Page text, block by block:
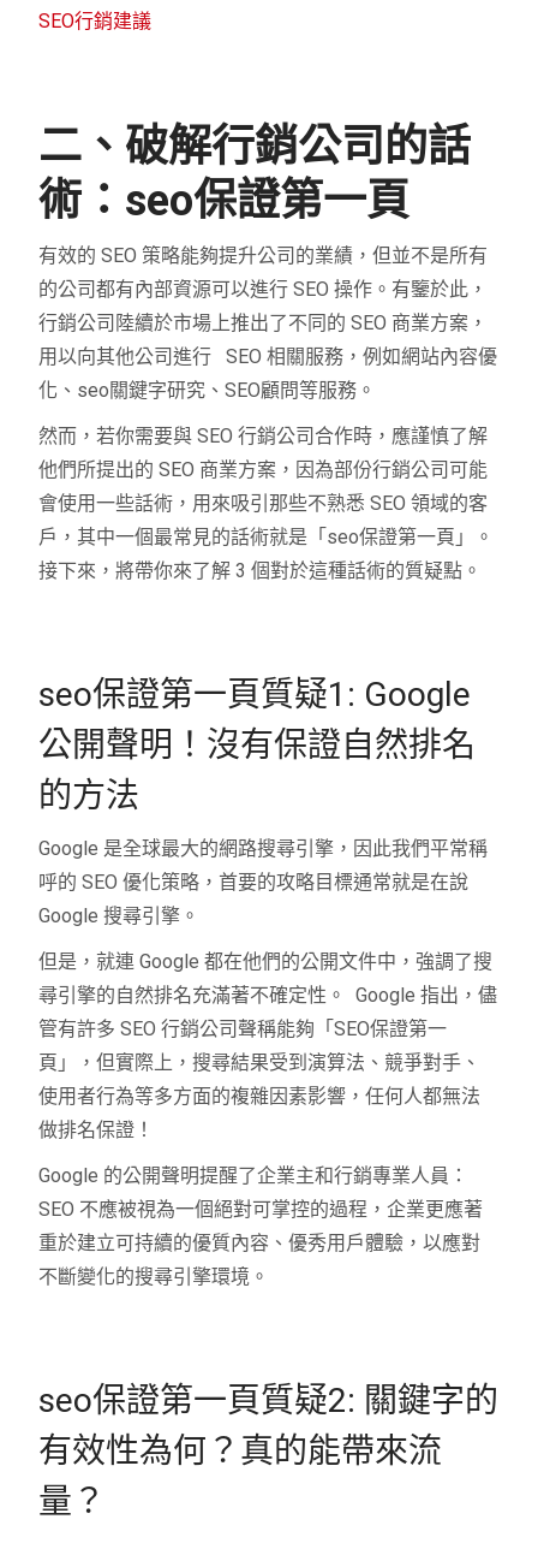
SEO行銷建議
二、破解行銷公司的話
術：seo保證第一頁
有效的 SEO 策略能夠提升公司的業績，但並不是所有
的公司都有內部資源可以進行 SEO 操作。有鑒於此，
行銷公司陸續於市場上推出了不同的 SEO 商業方案，
用以向其他公司進行 SEO 相關服務，例如網站內容優
化、seo關鍵字研究、SEO顧問等服務。
然而，若你需要與 SEO 行銷公司合作時，應謹慎了解
他們所提出的 SEO 商業方案，因為部份行銷公司可能
會使用一些話術，用來吸引那些不熟悉 SEO 領域的客
戶，其中一個最常見的話術就是「seo保證第一頁」。
接下來，將帶你來了解 3 個對於這種話術的質疑點。
seo保證第一頁質疑1: Google
公開聲明！沒有保證自然排名
的方法
Google 是全球最大的網路搜尋引擎，因此我們平常稱
呼的 SEO 優化策略，首要的攻略目標通常就是在說
Google 搜尋引擎。
但是，就連 Google 都在他們的公開文件中，強調了搜
尋引擎的自然排名充滿著不確定性。 Google 指出，儘
管有許多 SEO 行銷公司聲稱能夠「SEO保證第一
頁」，但實際上，搜尋結果受到演算法、競爭對手、
使用者行為等多方面的複雜因素影響，任何人都無法
做排名保證！
Google 的公開聲明提醒了企業主和行銷專業人員：
SEO 不應被視為一個絕對可掌控的過程，企業更應著
重於建立可持續的優質內容、優秀用戶體驗，以應對
不斷變化的搜尋引擎環境。
seo保證第一頁質疑2: 關鍵字的
有效性為何？真的能帶來流
量？